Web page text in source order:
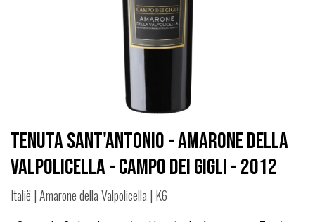
Tenuta Sant'Antonio - Amarone della
Valpolicella - Campo dei Gigli - 2012
Italië | Amarone della Valpolicella | K6